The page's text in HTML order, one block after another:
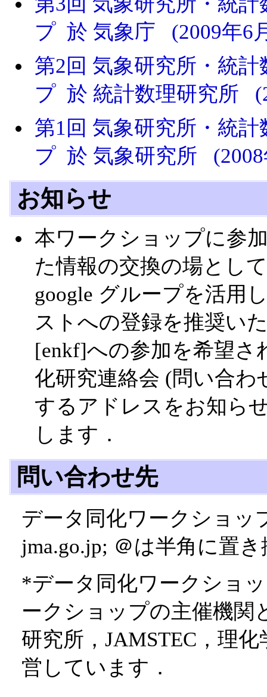
プ 於 気象庁 (2009年6
第2回 気象研究所・統
プ 於 統計数理研究所
第1回 気象研究所・統
プ 於 気象研究所 (2008
お知らせ
本ワークショップに参
た情報の交換の場とし
google グループを活用
ストへの登録を推奨い
[enkf]への参加を希望さ
化研究連絡会 (問い合
するアドレスをお知ら
します．
問い合わせ先
データ同化ワークショッ
jma.go.jp; ＠は半角に置
*データ同化ワークショ
ークショップの主催機関
研究所，JAMSTEC，理
営しています．